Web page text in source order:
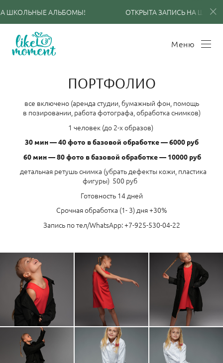
АЛЬБОМЫ! ОТКРЫТА ЗАПИСЬ НА
Меню
ПОРТФОЛИО
все включено (аренда студии, бумажный фон, помощь
в позировании, работа фотографа, обработка снимков)
1 человек (до 2-х образов)
30 мин — 40 фото в базовой обработке — 6000 руб
60 мин — 80 фото в базовой обработке — 10000 руб
детальная ретушь снимка (убрать дефекты кожи, пластика
фигуры) 500 руб
Готовность 14 дней
Срочная обработка (1- 3) дня +30%
Запись по тел/WhatsApp: +7-925-530-04-22